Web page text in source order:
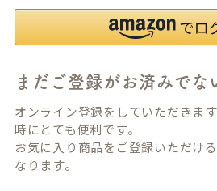
まだご登録がお済みでな
オンライン登録をしていただきま
時にとても便利です。
お気に入り商品をご登録いただけ
なります。